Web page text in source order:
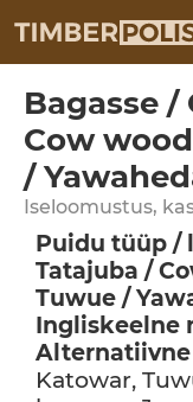
Bagasse /
Cow
/
Iseloomustus,
Puidu tüüp /
Tatajuba /
Tuwue /
Ingliskeelne
Katowar,